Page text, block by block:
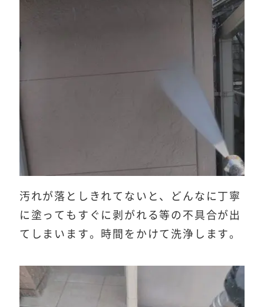
汚れが落としきれてないと、どんなに丁寧
に塗ってもすぐに剥がれる等の不具合が出
てしまいます。時間をかけて洗浄します。